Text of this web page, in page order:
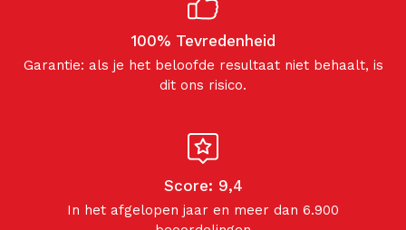
100% Tevredenheid
Garantie: als je het beloofde resultaat niet behaalt, is
dit ons risico.
Score: 9,4
In het afgelopen jaar en meer dan 6.900